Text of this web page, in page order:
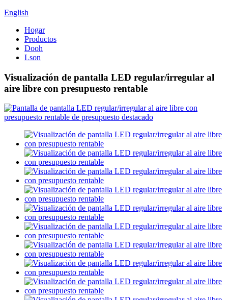
English
Hogar
Productos
Dooh
Lson
Visualización de pantalla LED regular/irregular al
aire libre con presupuesto rentable